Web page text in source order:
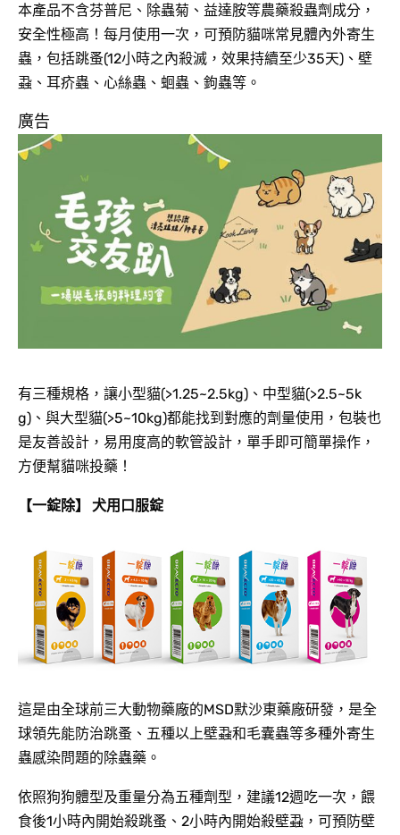
本產品不含芬普尼、除蟲菊、益達胺等農藥殺蟲劑成分，
安全性極高！每月使用一次，可預防貓咪常見體內外寄生
蟲，包括跳蚤(12小時之內殺滅，效果持續至少35天)、壁
蝨、耳疥蟲、心絲蟲、蛔蟲、鉤蟲等。
廣告
有三種規格，讓小型貓(>1.25~2.5kg)、中型貓(>2.5~5k
g)、與大型貓(>5~10kg)都能找到對應的劑量使用，包裝也
是友善設計，易用度高的軟管設計，單手即可簡單操作，
方便幫貓咪投藥！
【一錠除】 犬用口服錠
這是由全球前三大動物藥廠的MSD默沙東藥廠研發，是全
球領先能防治跳蚤、五種以上壁蝨和毛囊蟲等多種外寄生
蟲感染問題的除蟲藥。
依照狗狗體型及重量分為五種劑型，建議12週吃一次，餵
食後1小時內開始殺跳蚤、2小時內開始殺壁蝨，可預防壁